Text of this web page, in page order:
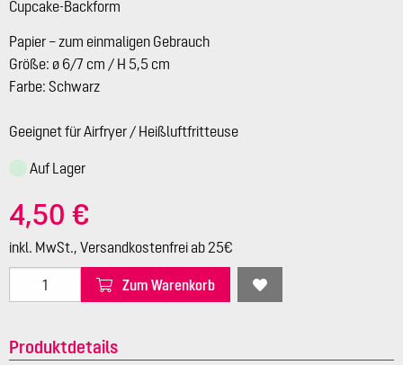
Cupcake-Backform
Papier – zum einmaligen Gebrauch
Größe: ø 6/7 cm / H 5,5 cm
Farbe: Schwarz
Geeignet für Airfryer / Heißluftfritteuse
Auf Lager
4,50 €
inkl. MwSt., Versandkostenfrei ab 25€
Zum Warenkorb
Produktdetails